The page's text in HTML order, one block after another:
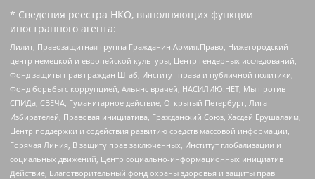
* Сведения реестра НКО, выполняющих функции
иностранного агента:
Лилит, Правозащитная группа Гражданин.Армия.Право, Нижегородский
центр немецкой и европейской культуры, Центр гендерных исследований,
Фонд защиты прав граждан Штаб, Институт права и публичной политики,
Фонд борьбы с коррупцией, Альянс врачей, НАСИЛИЮ.НЕТ, Мы против
СПИДа, СВЕЧА, Гуманитарное действие, Открытый Петербург, Лига
Избирателей, Правовая инициатива, Гражданский Союз, Хасдей Ерушалаим,
Центр поддержки и содействия развитию средств массовой информации,
Горячая Линия, В защиту прав заключенных, Институт глобализации и
социальных движений, Центр социально-информационных инициатив
Действие, Благотворительный фонд охраны здоровья и защиты прав